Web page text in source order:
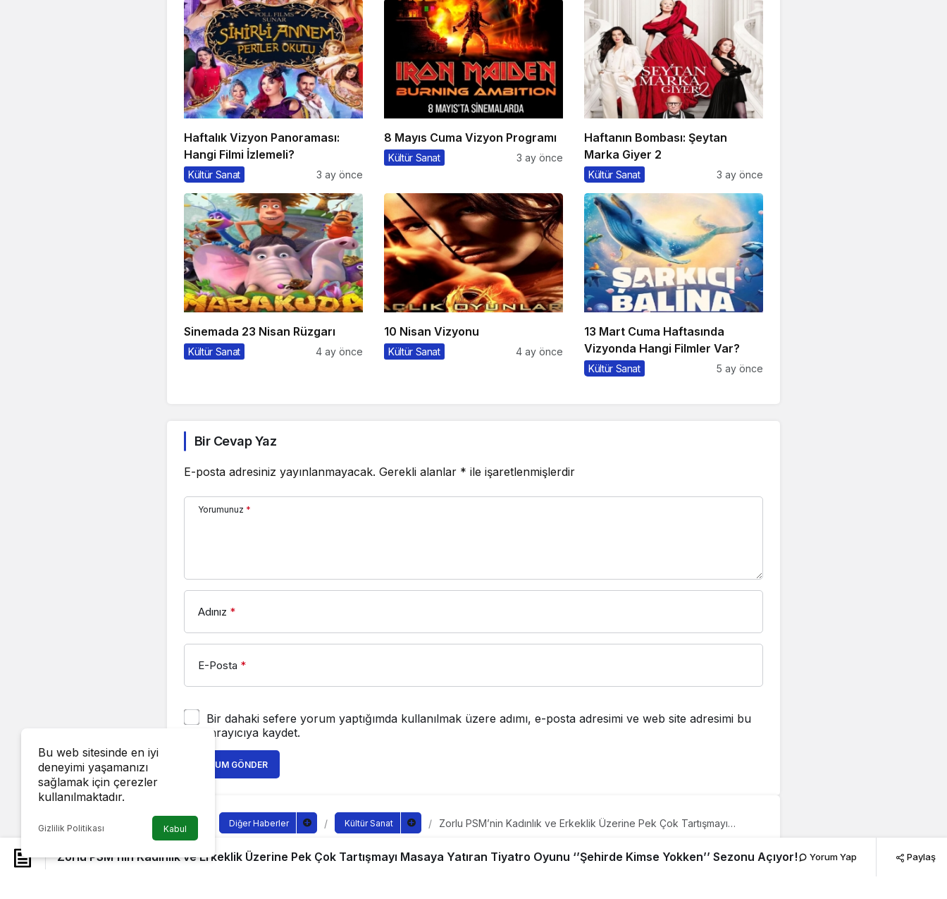
Haftalık Vizyon Panoraması:
Hangi Filmi İzlemeli?
Kültür Sanat 3 ay önce
8 Mayıs Cuma Vizyon Programı
Kültür Sanat 3 ay önce
Haftanın Bombası: Şeytan
Marka Giyer 2
Kültür Sanat 3 ay önce
Sinemada 23 Nisan Rüzgarı
Kültür Sanat 4 ay önce
10 Nisan Vizyonu
Kültür Sanat 4 ay önce
13 Mart Cuma Haftasında
Vizyonda Hangi Filmler Var?
Kültür Sanat 5 ay önce
Bir Cevap Yaz
E-posta adresiniz yayınlanmayacak. Gerekli alanlar * ile işaretlenmişlerdir
Yorumunuz *
Adınız *
E-Posta *
Bir dahaki sefere yorum yaptığımda kullanılmak üzere adımı, e-posta adresimi ve web site adresimi bu
tarayıcıya kaydet.
YORUM GÖNDER
Diğer Haberler Kültür Sanat
Zorlu PSM’nin Kadınlık ve Erkeklik Üzerine Pek Çok Tartışmayı
Zorlu PSM’nin Kadınlık ve Erkeklik Üzerine
Zorlu PSM’nin Kadınlık ve Erkeklik Üzerine Pek Çok Tartışmayı Masaya Yatıran Tiyatro Oyunu ‘’Şehirde Kimse Yokken’’ Sezonu Açıyor! Yorum Yap Paylaş
Bu web sitesinde en iyi
deneyimi yaşamanızı
sağlamak için çerezler
kullanılmaktadır.
Gizlilik Politikası Kabul